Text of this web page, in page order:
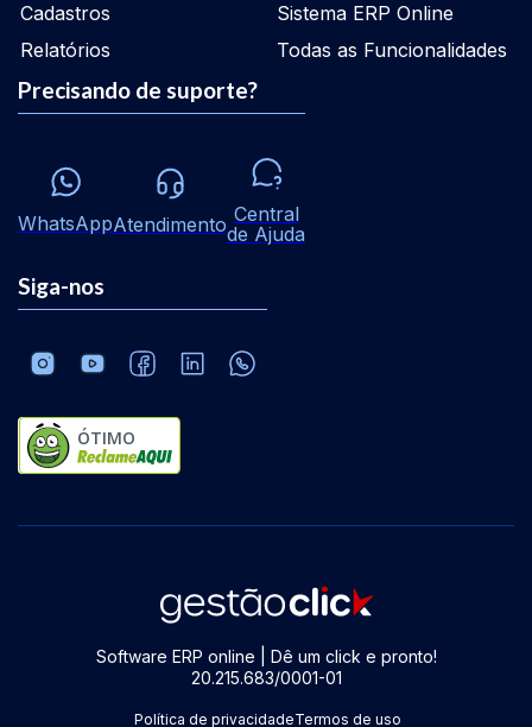
Cadastros
Relatórios
Sistema ERP Online
Todas as Funcionalidades
Precisando de suporte?
WhatsAppAtendimento Central
de Ajuda
Siga-nos
ÓTIMO
Software ERP online | Dê um click e pronto!
20.215.683/0001-01
Política de privacidadeTermos de uso